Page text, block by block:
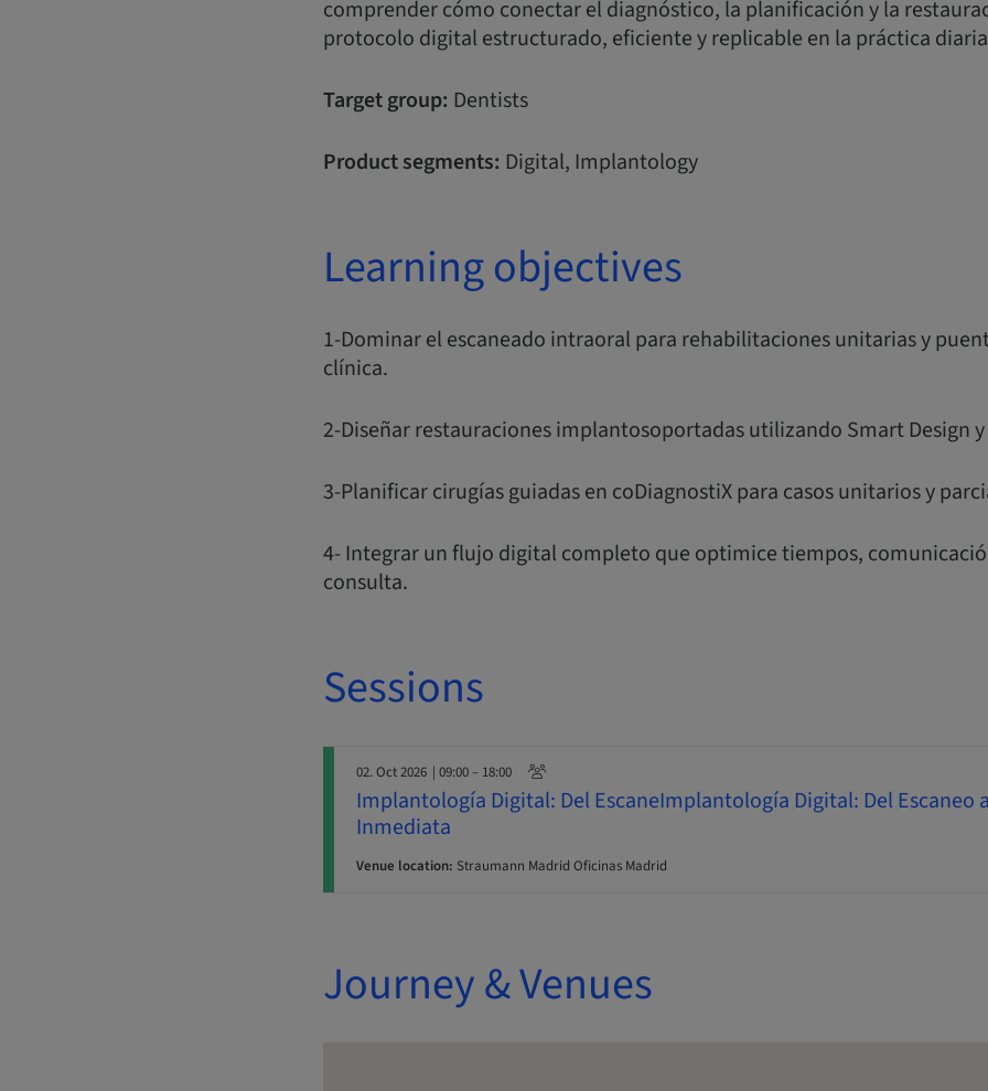
comprender cómo conectar el diagnóstico, la planificación y la
protocolo digital estructurado, eficiente y replicable en la práctica
Target group: Dentists
Product segments: Digital, Implantology
Learning objectives
1-Dominar el escaneado intraoral para rehabilitaciones unitarias y
clínica.
2-Diseñar restauraciones implantosoportadas utilizando Smart Design y
3-Planificar cirugías guiadas en coDiagnostiX para casos unitarios y
4- Integrar un flujo digital completo que optimice tiempos,
consulta.
Sessions
02. Oct 2026 | 09:00 – 18:00
Implantología Digital: Del EscaneImplantología Digital: Del Escaneo
Inmediata
Venue location: Straumann Madrid Oficinas Madrid
Journey & Venues